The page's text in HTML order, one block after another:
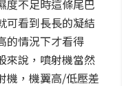
度不足時這條尾巴
可看到長長的凝結
的情況下才看得
來說，噴射機當然
機，機翼高/低壓差